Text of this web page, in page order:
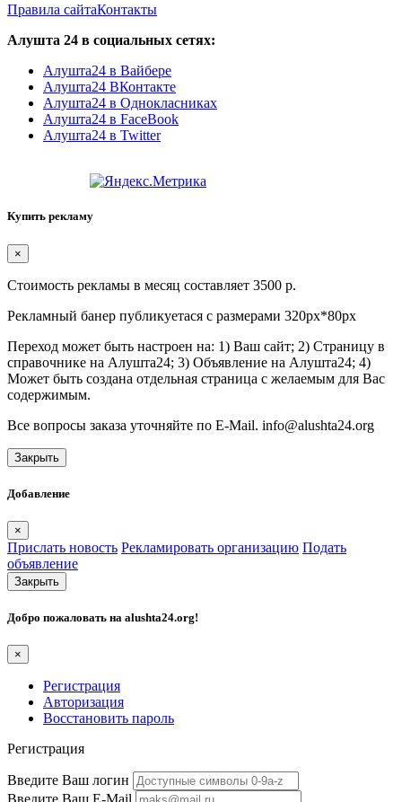
Правила сайтаКонтакты
Алушта 24 в социальных сетях:
Алушта24 в Вайбере
Алушта24 ВКонтакте
Алушта24 в Однокласниках
Алушта24 в FaceBook
Алушта24 в Twitter
Купить рекламу
×
Стоимость рекламы в месяц составляет 3500 р.
Рекламный банер публикуетася с размерами 320px*80px
Переход может быть настроен на: 1) Ваш сайт; 2) Страницу в
справочнике на Алушта24; 3) Объявление на Алушта24; 4)
Может быть создана отдельная страница с желаемым для Вас
содержимым.
Все вопросы заказа уточняйте по E-Mail. info@alushta24.org
Закрыть
Добавление
×
Прислать новость Рекламировать организацию Подать
объявление
Закрыть
Добро пожаловать на alushta24.org!
×
Регистрация
Авторизация
Восстановить пароль
Регистрация
Введите Ваш логин